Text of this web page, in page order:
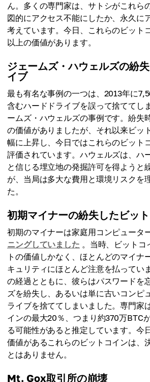
ん。多くの専門家は、サトシがこれら
図的にアクセス不能にしたか、永久に
考えています。今日、これらのビット
以上の価値があります。
ジェームズ・ハウェルズの紛
イブ
最も有名な事例の一つは、2013年に
含むハードドライブを誤って捨ててし
ームズ・ハウェルズの事例です。紛失
の価値がありましたが、それ以来ビッ
幅に上昇し、今日ではこれらのビット
評価されています。ハウェルズは、ハ
と信じる埋立地の発掘許可を得ようと
が、当局は多大な費用と環境リスクを
た。
初期マイナーの紛失したビッ
初期のマイナーは家庭用コンピュータ
ニングしていました 。当時、ビットコ
トの価値しかなく、ほとんどのマイナ
キュリティにほとんど注意を払ってい
の経過とともに、彼らはパスワードを
ズを紛失し、あるいは単に古いコンピ
ライブを捨ててしまいました。専門家
インの最大20％、つまり約370万BTC
る可能性があると推定しています。今
価値があるこれらのビットコインは、
とはありません。
Mt. Gox取引所の崩壊